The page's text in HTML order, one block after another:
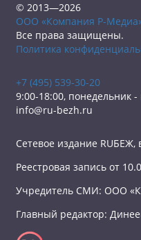
© 2013—2026
ООО «Компания Р-
Все права защищены.
Политика
+7 (495) 539-30-20
9:00-18:00, понедельник
info@ru-bezh.ru
Сетевое издание
Реестровая запись от
Учредитель СМИ: ООО
Главный редактор: